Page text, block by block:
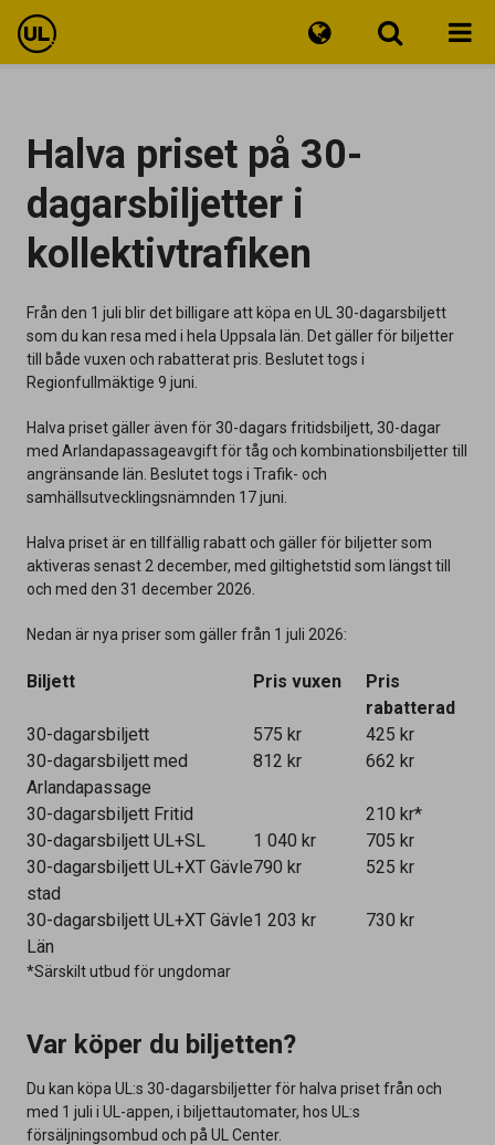
Biljetter
Kundservice
Halva priset på 30-
dagarsbiljetter i
kollektivtrafiken
Från den 1 juli blir det billigare att köpa en UL 30-dagarsbiljett
som du kan resa med i hela Uppsala län. Det gäller för biljetter
till både vuxen och rabatterat pris. Beslutet togs i
Regionfullmäktige 9 juni.
Halva priset gäller även för 30-dagars fritidsbiljett, 30-dagar
med Arlandapassageavgift för tåg och kombinationsbiljetter till
angränsande län. Beslutet togs i Trafik- och
samhällsutvecklingsnämnden 17 juni.
Halva prisetär en tillfällig rabatt och gäller för biljetter som
aktiveras senast 2 december, med giltighetstid som längst till
och med den 31 december 2026.
Nedan är nya priser som gäller från 1 juli 2026:
Biljett Pris vuxen
Pris
rabatterad
30-dagarsbiljett
575 kr
425 kr
30-dagarsbiljett med
Arlandapassage
812 kr 662 kr
30-dagarsbiljett Fritid
210 kr*
30-dagarsbiljett UL+SL
1 040 kr
705 kr
30-dagarsbiljett UL+XT Gävle
stad
790 kr 525 kr
30-dagarsbiljett UL+XT Gävle
Län
1 203 kr 730 kr
*Särskilt utbud för ungdomar
Var köper du biljetten?
Du kan köpa UL:s 30-dagarsbiljetter för halva priset från och
med 1 juli i UL-appen, i biljettautomater, hos UL:s
försäljningsombud och på UL Center.